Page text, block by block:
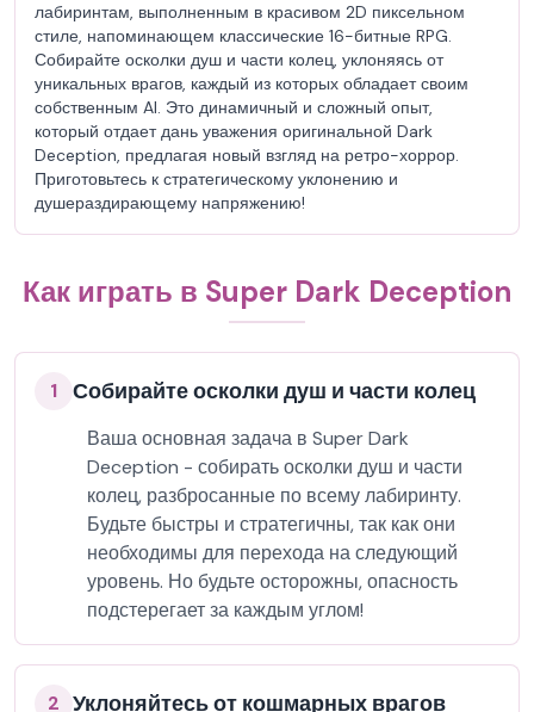
лабиринтам, выполненным в красивом 2D пиксельном
стиле, напоминающем классические 16-битные RPG.
Собирайте осколки душ и части колец, уклоняясь от
уникальных врагов, каждый из которых обладает своим
собственным AI. Это динамичный и сложный опыт,
который отдает дань уважения оригинальной Dark
Deception, предлагая новый взгляд на ретро-хоррор.
Приготовьтесь к стратегическому уклонению и
душераздирающему напряжению!
Как играть в Super Dark Deception
1 Собирайте осколки душ и части колец
Ваша основная задача в Super Dark
Deception - собирать осколки душ и части
колец, разбросанные по всему лабиринту.
Будьте быстры и стратегичны, так как они
необходимы для перехода на следующий
уровень. Но будьте осторожны, опасность
подстерегает за каждым углом!
2 Уклоняйтесь от кошмарных врагов